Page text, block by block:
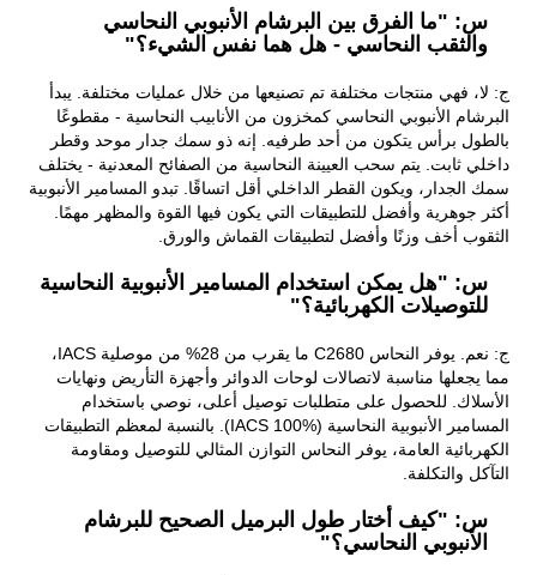
س: "ما الفرق بين البرشام الأنبوبي النحاسي
والثقب النحاسي - هل هما نفس الشيء؟"
ج: لا، فهي منتجات مختلفة تم تصنيعها من خلال عمليات مختلفة. يبدأ
البرشام الأنبوبي النحاسي كمخزون من الأنابيب النحاسية - مقطوعًا
بالطول برأس يتكون من أحد طرفيه. إنه ذو سمك جدار موحد وقطر
داخلي ثابت. يتم سحب العيينة النحاسية من الصفائح المعدنية - يختلف
سمك الجدار، ويكون القطر الداخلي أقل اتساقًا. تبدو المسامير الأنبوبية
أكثر جوهرية وأفضل للتطبيقات التي يكون فيها القوة والمظهر مهمًا.
الثقوب أخف وزنًا وأفضل لتطبيقات القماش والورق.
س: "هل يمكن استخدام المسامير الأنبوبية النحاسية
للتوصيلات الكهربائية؟"
ج: نعم. يوفر النحاس C2680 ما يقرب من 28% من موصلية IACS،
مما يجعلها مناسبة لاتصالات لوحات الدوائر وأجهزة التأريض ونهايات
الأسلاك. للحصول على متطلبات توصيل أعلى، نوصي باستخدام
المسامير الأنبوبية النحاسية (IACS 100%). بالنسبة لمعظم التطبيقات
الكهربائية العامة، يوفر النحاس التوازن المثالي للتوصيل ومقاومة
التآكل والتكلفة.
س: "كيف أختار طول البرميل الصحيح للبرشام
الأنبوبي النحاسي؟"